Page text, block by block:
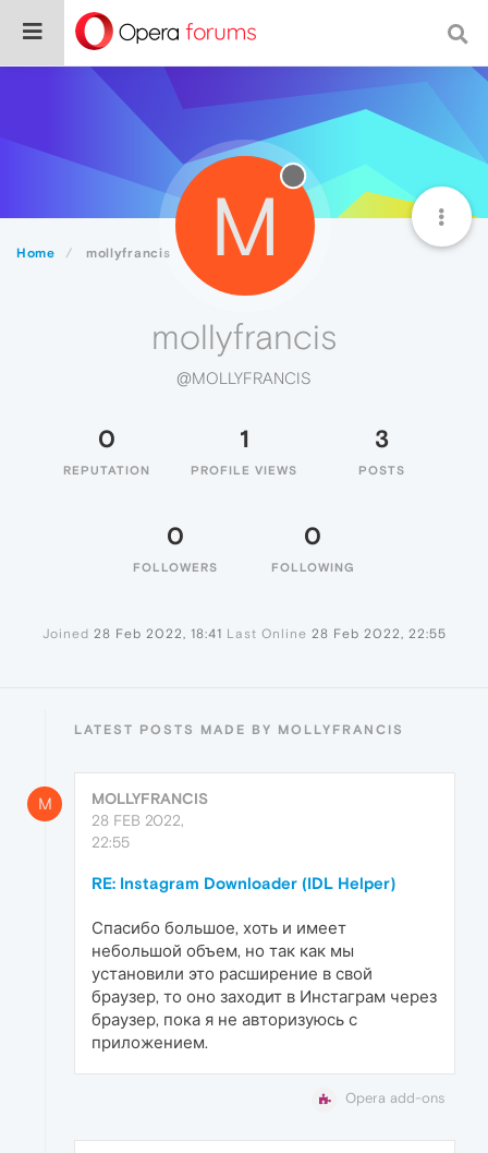
Home mollyfrancis M
mollyfrancis
@MOLLYFRANCIS
0
REPUTATION
1
PROFILE VIEWS
3
POSTS
0
FOLLOWERS
0
FOLLOWING
Joined 28 Feb 2022, 18:41 Last Online 28 Feb 2022, 22:55
LATEST POSTS MADE BY MOLLYFRANCIS
M
MOLLYFRANCIS
28 FEB 2022,
22:55
RE: Instagram Downloader (IDL Helper)
Спасибо большое, хоть и имеет
небольшой объем, но так как мы
установили это расширение в свой
браузер, то оно заходит в Инстаграм через
браузер, пока я не авторизуюсь с
приложением.
Opera add-ons